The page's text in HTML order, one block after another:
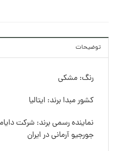
توضیحات
رنگ: مشکی
کشور مبدا برند: ایتالیا
نماینده رسمی برند: شرکت
جورجیو آرمانی در ایران